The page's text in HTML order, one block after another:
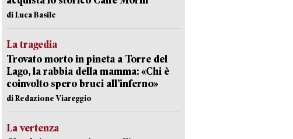
di Luca Basile
La tragedia
Trovato morto in pineta a Torre del
Lago, la rabbia della mamma: «Chi è
coinvolto spero bruci all’inferno»
di Redazione Viareggio
La vertenza